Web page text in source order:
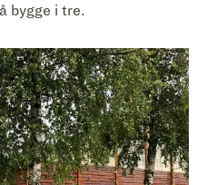
bygge i tre.